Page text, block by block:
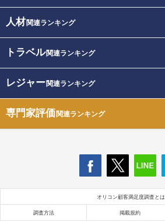
人材関連ランキング
トラベル関連ランキング
レジャー関連ランキング
専門家評価関連ランキング
オリコン顧客満足度調査とは
調査方法 掲載規約